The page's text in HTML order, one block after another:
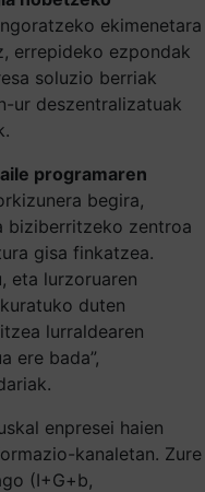
ekimenetara
errepideko ezpondak
soluzio berriak
ur deszentralizatuak
programaren
begira,
biziberritzeko zentroa
gisa finkatzea.
eta lurzoruaren
duten
lurraldearen
ere bada”,
enpresei haien
kanaletan. Zure
(I+G+b,